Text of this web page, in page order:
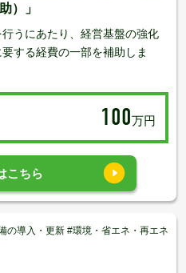
）」
うにあたり、経営基盤の強化
する経費の一部を補助しま
100万円
こちら
の導入・更新 #環境・省エネ・再エネ